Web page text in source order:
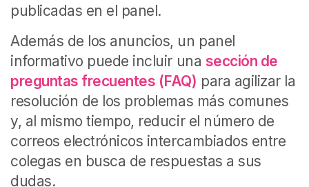
publicadas en el panel.
Además de los anuncios, un panel
informativo puede incluir una sección de
preguntas frecuentes (FAQ) para agilizar la
resolución de los problemas más comunes
y, al mismo tiempo, reducir el número de
correos electrónicos intercambiados entre
colegas en busca de respuestas a sus
dudas.